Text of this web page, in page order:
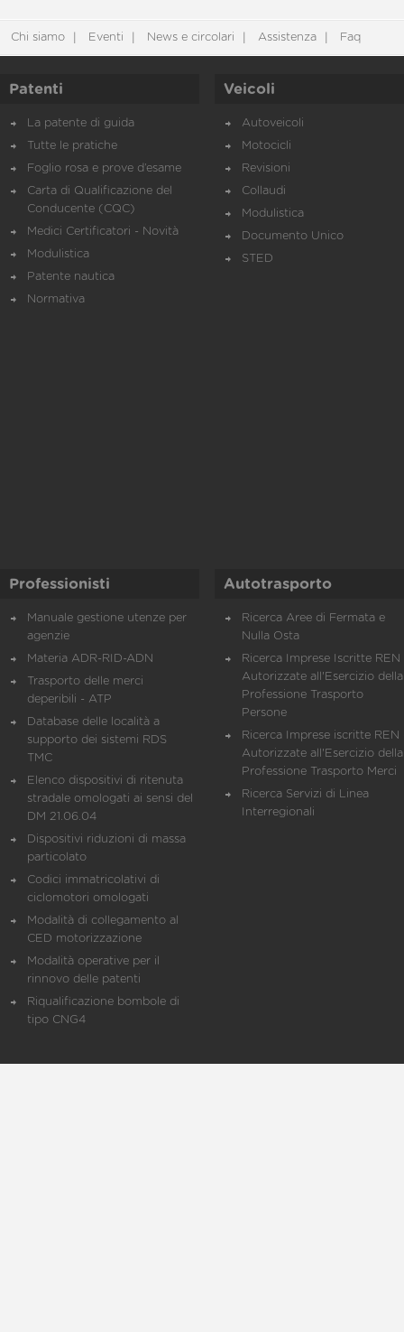
Chi siamo Eventi News e circolari Assistenza Faq
Patenti
La patente di guida
Tutte le pratiche
Foglio rosa e prove d’esame
Carta di Qualificazione del
Conducente (CQC)
Medici Certificatori - Novità
Modulistica
Patente nautica
Normativa
Veicoli
Autoveicoli
Motocicli
Revisioni
Collaudi
Modulistica
Documento Unico
STED
Professionisti
Manuale gestione utenze per
agenzie
Materia ADR-RID-ADN
Trasporto delle merci
deperibili - ATP
Database delle località a
supporto dei sistemi RDS
TMC
Elenco dispositivi di ritenuta
stradale omologati ai sensi del
DM 21.06.04
Dispositivi riduzioni di massa
particolato
Codici immatricolativi di
ciclomotori omologati
Modalità di collegamento al
CED motorizzazione
Modalità operative per il
rinnovo delle patenti
Riqualificazione bombole di
tipo CNG4
Autotrasporto
Ricerca Aree di Fermata e
Nulla Osta
Ricerca Imprese Iscritte REN
Autorizzate all'Esercizio della
Professione Trasporto
Persone
Ricerca Imprese iscritte REN
Autorizzate all'Esercizio della
Professione Trasporto Merci
Ricerca Servizi di Linea
Interregionali